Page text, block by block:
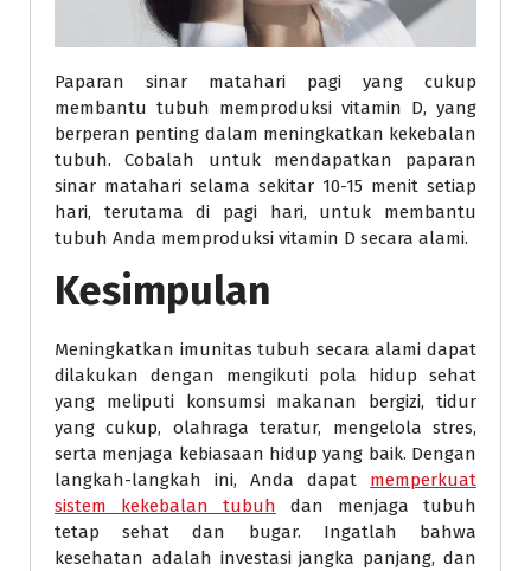
Paparan sinar matahari pagi yang cukup
membantu tubuh memproduksi vitamin D, yang
berperan penting dalam meningkatkan kekebalan
tubuh. Cobalah untuk mendapatkan paparan
sinar matahari selama sekitar 10-15 menit setiap
hari, terutama di pagi hari, untuk membantu
tubuh Anda memproduksi vitamin D secara alami.
Kesimpulan
Meningkatkan imunitas tubuh secara alami dapat
dilakukan dengan mengikuti pola hidup sehat
yang meliputi konsumsi makanan bergizi, tidur
yang cukup, olahraga teratur, mengelola stres,
serta menjaga kebiasaan hidup yang baik. Dengan
langkah-langkah ini, Anda dapat memperkuat
sistem kekebalan tubuh dan menjaga tubuh
tetap sehat dan bugar. Ingatlah bahwa
kesehatan adalah investasi jangka panjang, dan